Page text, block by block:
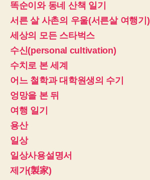
똑순이와 동네 산책 일기
서른 살 사촌의 우울(서른살 여행기)
세상의 모든 스타벅스
수신(personal cultivation)
수치로 본 세계
어느 철학과 대학원생의 수기
엉망을 본 뒤
여행 일기
용산
일상
일상사용설명서
제가(製家)